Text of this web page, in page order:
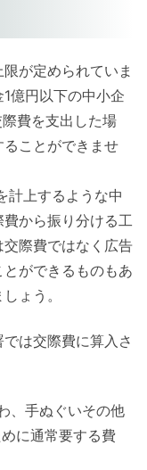
が定められていま
億円以下の中小企
費を支出した場
ことができませ
計上するような中
から振り分ける工
際費ではなく広告
ができるものもあ
ょう。
は交際費に算入さ
、手ぬぐいその他
に通常要する費